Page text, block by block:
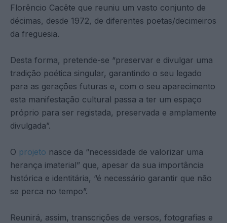
Florêncio Cacête que reuniu um vasto conjunto de
décimas, desde 1972, de diferentes poetas/decimeiros
da freguesia.
Desta forma, pretende-se “preservar e divulgar uma
tradição poética singular, garantindo o seu legado
para as gerações futuras e, com o seu aparecimento
esta manifestação cultural passa a ter um espaço
próprio para ser registada, preservada e amplamente
divulgada”.
O projeto nasce da “necessidade de valorizar uma
herança imaterial” que, apesar da sua importância
histórica e identitária, “é necessário garantir que não
se perca no tempo”.
Reunirá, assim, transcrições de versos, fotografias e